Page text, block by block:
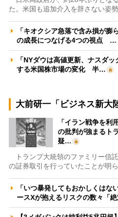
た。米国も追加介入を辞さない姿
「キオクシア急落で含み損が
の成長につなげる4つの視点 …
「NYダウは高値更新、ナスダ
する米国株市場の変化 半…
大前研一「ビジネス新大
「イラン戦争を利
の批判が強まるト
疑…
トランプ大統領のファミリー信
の証券取引を行っていたことが明
「いつ暴発してもおかしくはな
ースXが抱えるリスクの数々「